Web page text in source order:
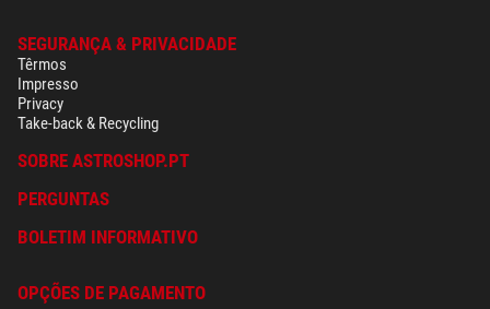
SEGURANÇA & PRIVACIDADE
Têrmos
Impresso
Privacy
Take-back & Recycling
SOBRE ASTROSHOP.PT
PERGUNTAS
BOLETIM INFORMATIVO
OPÇÕES DE PAGAMENTO